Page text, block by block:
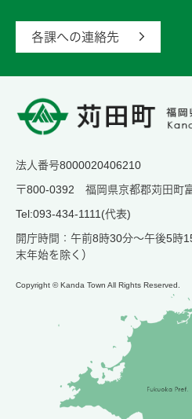
各課への連絡先
法人番号8000020406210
〒800-0392 福岡県京都郡苅田町
Tel:093-434-1111(代表)
開庁時間：午前8時30分～午後5時
末年始を除く）
Copyright © Kanda Town All Rights Reserved.